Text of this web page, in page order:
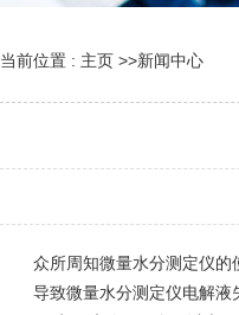
当前位置 : 主页 >>新闻中心
众所周知微量水分测定仪的使
导致微量水分测定仪电解液